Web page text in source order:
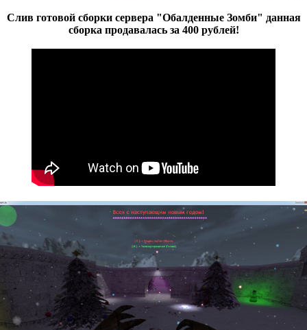
Слив готовой сборки сервера "Обалденные Зомби" данная
сборка продавалась за 400 рублей!